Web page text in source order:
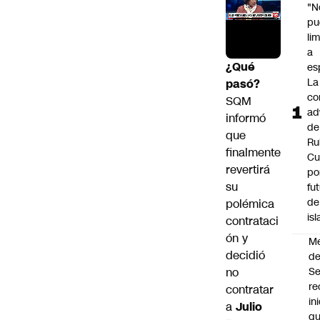
¿Qué
pasó?
SQM
informó
que
finalmente
revertirá
su
polémica
contrataci
ón y
decidió
no
contratar
a Julio
a
La
de